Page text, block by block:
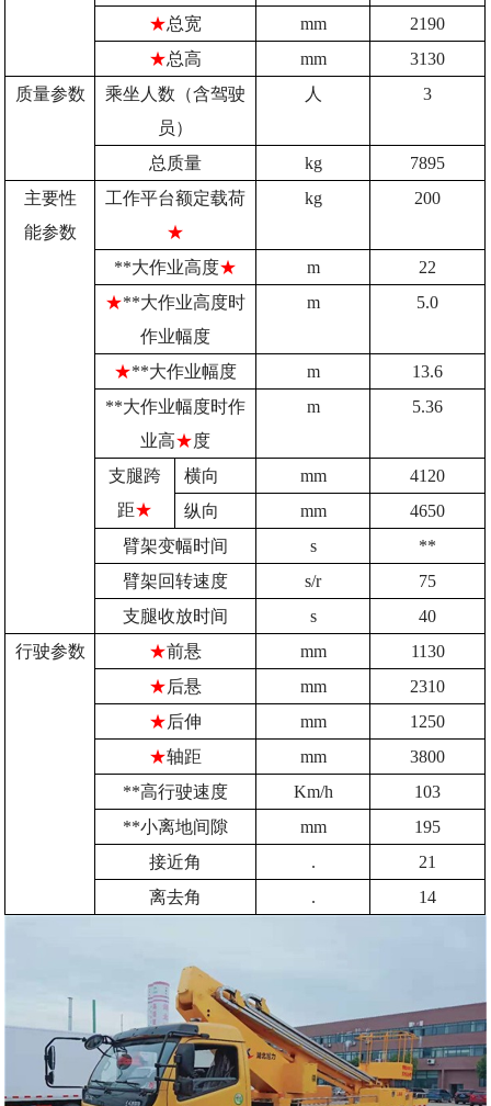
★总宽 mm
2190
★总高 mm
3130
质量参数
乘坐人数（含驾驶
员）
人 3
总质量 kg
7895
主要性
能参数
工作平台额定载荷
★
kg 200
**大作业高度★ m
22
★**大作业高度时
作业幅度
m 5.0
★**大作业幅度 m
13.6
**大作业幅度时作
业高★度
m 5.36
支腿跨
距★
横向 mm
4120
纵向
mm
4650
臂架变幅时间
s
**
臂架回转速度
s/r
75
支腿收放时间
s
40
行驶参数
★前悬 mm
1130
★后悬 mm
2310
★后伸 mm
1250
★轴距 mm
3800
**高行驶速度
Km/h
103
**小离地间隙
mm
195
接近角
.
21
离去角
. 14